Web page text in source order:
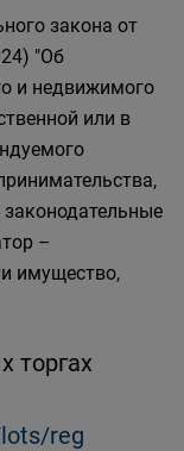
закона от
"Об
и недвижимого
или в
–
имущество,
торгах
reg